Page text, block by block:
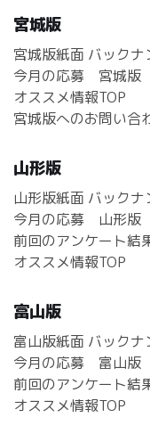
宮城版
宮城版紙面 バックナ
今月の応募 宮城版
オススメ情報TOP
宮城版へのお問い合
山形版
山形版紙面 バックナ
今月の応募 山形版
前回のアンケート結
オススメ情報TOP
富山版
富山版紙面 バックナ
今月の応募 富山版
前回のアンケート結
オススメ情報TOP